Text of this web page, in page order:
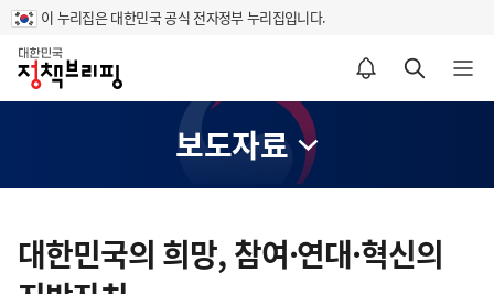
이 누리집은 대한민국 공식 전자정부 누리집입니다.
홈
알림설정 바로가기 검색 바로가기 메뉴 열기
보도자료
텐
츠대한민국의 희망, 참여·연대·혁신의